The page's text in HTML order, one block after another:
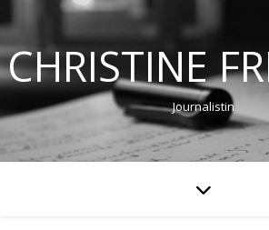
CHRISTINE
Journalistin